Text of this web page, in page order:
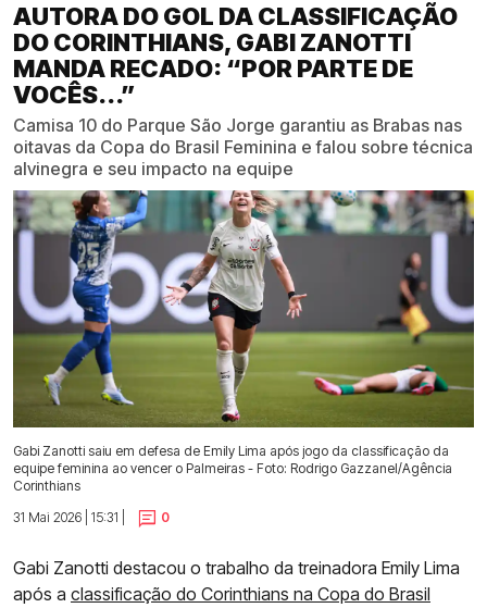
AUTORA DO GOL DA CLASSIFICAÇÃO
DO CORINTHIANS, GABI ZANOTTI
MANDA RECADO: “POR PARTE DE
VOCÊS...”
Camisa 10 do Parque São Jorge garantiu as Brabas nas
oitavas da Copa do Brasil Feminina e falou sobre técnica
alvinegra e seu impacto na equipe
Gabi Zanotti saiu em defesa de Emily Lima após jogo da classificação da
equipe feminina ao vencer o Palmeiras - Foto: Rodrigo Gazzanel/Agência
Corinthians
31 Mai 2026 | 15:31 |
0
Gabi Zanotti destacou o trabalho da treinadora Emily Lima
após a classificação do Corinthians na Copa do Brasil